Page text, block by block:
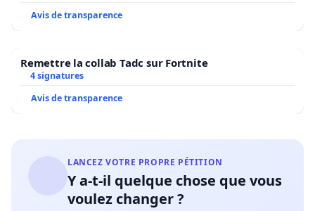
Avis de transparence
Remettre la collab Tadc sur Fortnite
4 signatures
Avis de transparence
LANCEZ VOTRE PROPRE PÉTITION
Y a-t-il quelque chose que vous
voulez changer ?